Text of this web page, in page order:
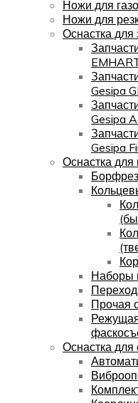
Ножи для
Ножи для
Оснастка для
Gesipa
Gesipa
Gesipa
Оснастка для
Наборы
Прочая
Оснастка для